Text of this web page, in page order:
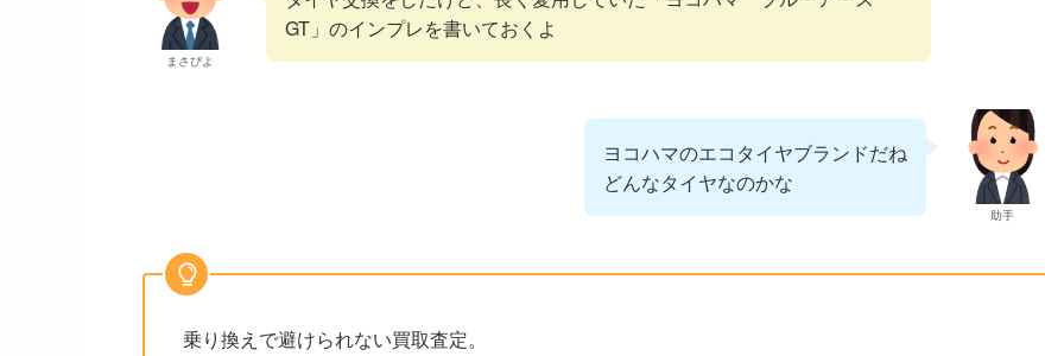
まさぴよ
GT」のインプレを書いておくよ
助手
ヨコハマのエコタイヤブランドだね
どんなタイヤなのかな
乗り換えで避けられない買取査定。